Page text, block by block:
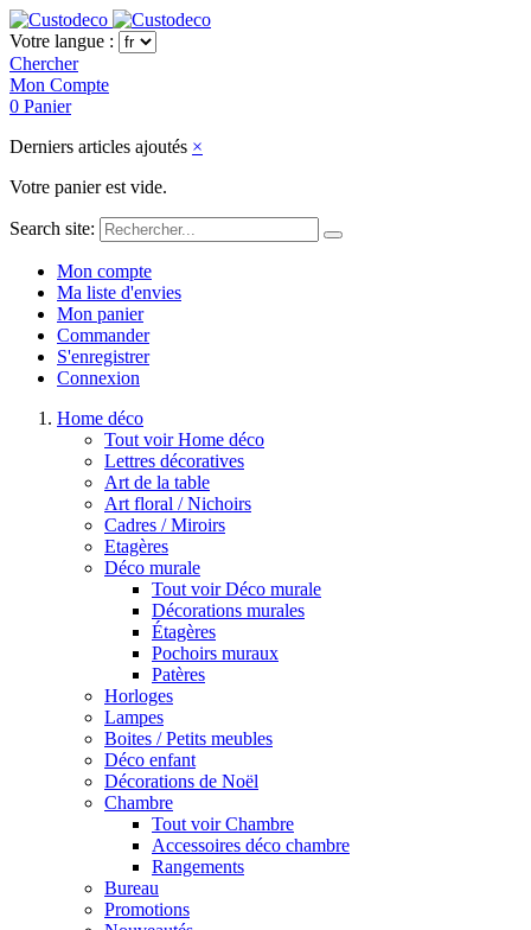
Votre langue :
Chercher
Mon Compte
0 Panier
Derniers articles ajoutés ×
Votre panier est vide.
Search site:
Mon compte
Ma liste d'envies
Mon panier
Commander
S'enregistrer
Connexion
Home déco
Tout voir Home déco
Lettres décoratives
Art de la table
Art floral / Nichoirs
Cadres / Miroirs
Etagères
Déco murale
Tout voir Déco murale
Décorations murales
Étagères
Pochoirs muraux
Patères
Horloges
Lampes
Boites / Petits meubles
Déco enfant
Décorations de Noël
Chambre
Tout voir Chambre
Accessoires déco chambre
Rangements
Bureau
Promotions